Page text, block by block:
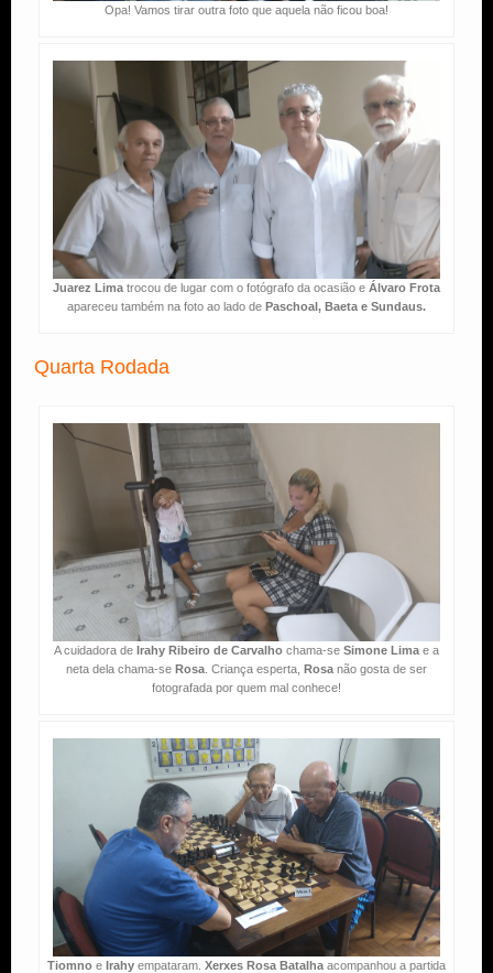
Opa! Vamos tirar outra foto que aquela não ficou boa!
Juarez Limatrocou de lugar com o fotógrafo da ocasião e Álvaro Frota
apareceu também na foto ao lado de Paschoal, Baeta e Sundaus.
Quarta Rodada
A cuidadora deIrahy Ribeiro de Carvalhochama-se Simone Limae a
neta dela chama-se Rosa. Criança esperta, Rosanão gosta de ser
fotografada por quem mal conhece!
Tiomnoe Irahyempataram. Xerxes Rosa Batalhaacompanhou a partida